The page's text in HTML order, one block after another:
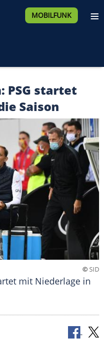
MOBILFUNK
PSG startet
Saison
©SID
mit Niederlage in